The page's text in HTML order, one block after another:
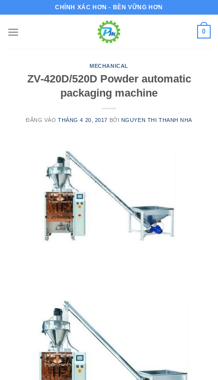
nội
CHÍNH XÁC HƠN - BỀN VỮNG HƠN
0
MECHANICAL
ZV-420D/520D Powder automatic
packaging machine
ĐĂNG VÀOTHÁNG 4 20, 2017 BỞI NGUYEN THI THANH NHA